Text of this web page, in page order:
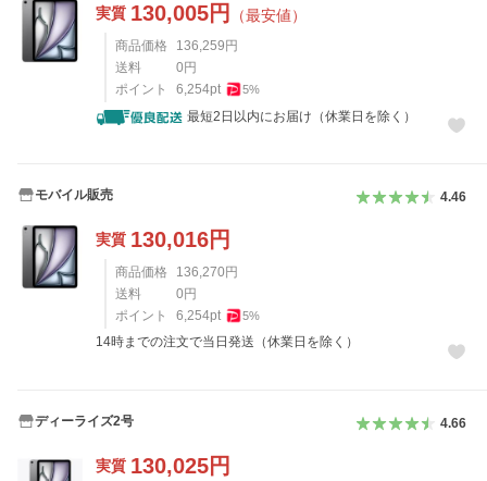
実質 130,005円 （最安値）
商品価格 136,259 円
送料
0 円
ポイント
6,254pt 5%
最短2日以内にお届け（休業日を除く）
モバイル販売 4.46
実質 130,016円
商品価格 136,270 円
送料
0 円
ポイント
6,254pt 5%
14時までの注文で当日発送（休業日を除く）
ディーライズ2号 4.66
実質 130,025円